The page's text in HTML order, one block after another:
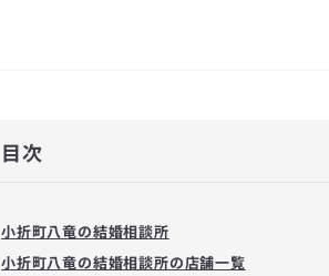
目次
小折町八竜の結婚相談所
小折町八竜の結婚相談所の店舗一覧